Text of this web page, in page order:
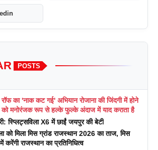
POSTS
का 'नाक कट गई' अभियान रोजाना की जिंदगी में होने
को मनोरंजक रूप से हल्के फुल्के अंदाज में याद कराता है
स्प्लिट्सविला X6 में छाईं जयपुर की बेटी
को मिला मिस ग्रांड राजस्थान 2026 का ताज, मिस
करेंगी राजस्थान का प्रतिनिधित्व